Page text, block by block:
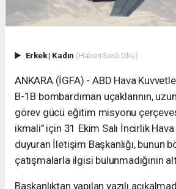
Erkek| Kadın (Haberi Sesli Oku)
ANKARA (İGFA) - ABD Hava
B-1B bombardıman uçaklarının,
görev gücü eğitim misyonu
ikmali" için 31 Ekim Salı İncirlik
duyuran İletişim Başkanlığı, bunun
çatışmalarla ilgisi bulunmadığının
Başkanlıktan yapılan yazılı